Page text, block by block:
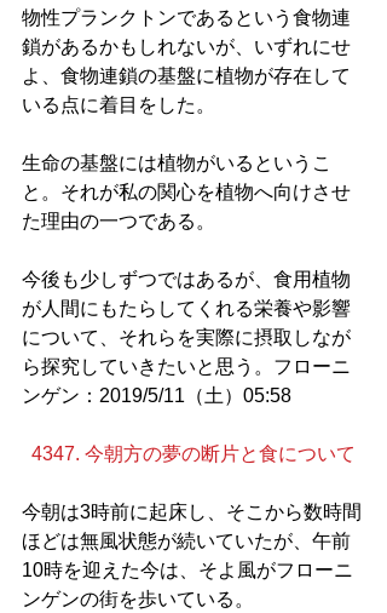
物性プランクトンであるという食物連
鎖があるかもしれないが、いずれにせ
よ、食物連鎖の基盤に植物が存在して
いる点に着目をした。
生命の基盤には植物がいるというこ
と。それが私の関心を植物へ向けさせ
た理由の一つである。
今後も少しずつではあるが、食用植物
が人間にもたらしてくれる栄養や影響
について、それらを実際に摂取しなが
ら探究していきたいと思う。フローニ
ンゲン：2019/5/11（土）05:58
4347. 今朝方の夢の断片と食について
今朝は3時前に起床し、そこから数時間
ほどは無風状態が続いていたが、午前
10時を迎えた今は、そよ風がフローニ
ンゲンの街を歩いている。